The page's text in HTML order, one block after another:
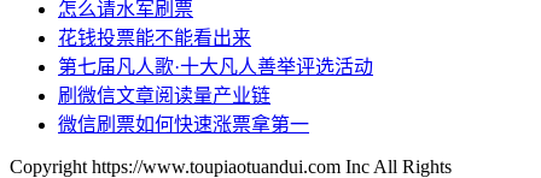
怎么请水军刷票
花钱投票能不能看出来
第七届凡人歌·十大凡人善举评选活动
刷微信文章阅读量产业链
微信刷票如何快速涨票拿第一
Copyright https://www.toupiaotuandui.com Inc All Rights